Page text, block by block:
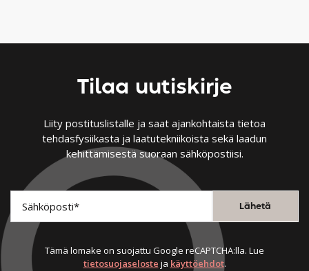
Tilaa uutiskirje
Liity postituslistalle ja saat ajankohtaista tietoa
tehdasfysiikasta ja laatutekniikoista sekä laadun
kehittämisestä suoraan sähköpostiisi.
Tämä lomake on suojattu Google reCAPTCHA:lla. Lue
tietosuojaseloste ja käyttöehdot.